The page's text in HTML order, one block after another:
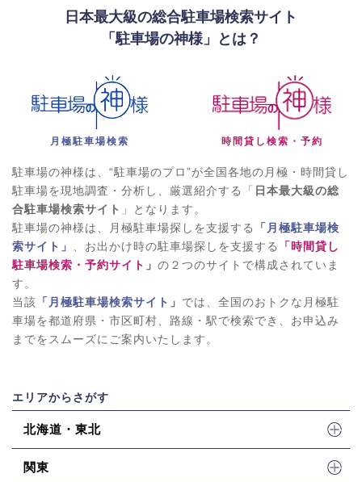
日本最大級の総合駐車場検索サイト
「駐車場の神様」とは？
月極駐車場検索 時間貸し検索・予約
駐車場の神様は、“駐車場のプロ”が全国各地の月極・時間貸し
駐車場を現地調査・分析し、厳選紹介する「 日本最大級の総
合駐車場検索サイト 」となります。
駐車場の神様は、月極駐車場探しを支援する
「月極駐車場検
索サイト」
、お出かけ時の駐車場探しを支援する
「時間貸し
駐車場検索・予約サイト」 の２つのサイトで構成されていま
す。
当該 「月極駐車場検索サイト」 では、全国のおトクな月極駐
車場を都道府県・市区町村、路線・駅で検索でき、お申込み
までをスムーズにご案内いたします。
エリアからさがす
北海道・東北
関東